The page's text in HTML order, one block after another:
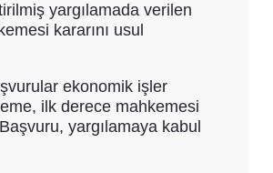
yargılamada verilen
kararını usul
ekonomik işler
ilk derece mahkemesi
yargılamaya kabul